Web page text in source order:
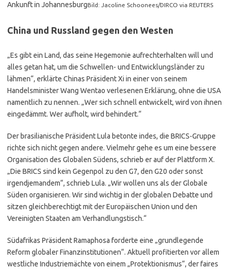
Ankunft in JohannesburgBild: Jacoline Schoonees/DIRCO via REUTERS
China und Russland gegen den Westen
„Es gibt ein Land, das seine Hegemonie aufrechterhalten will und
alles getan hat, um die Schwellen- und Entwicklungsländer zu
lähmen“, erklärte Chinas Präsident Xi in einer von seinem
Handelsminister Wang Wentao verlesenen Erklärung, ohne die USA
namentlich zu nennen. „Wer sich schnell entwickelt, wird von ihnen
eingedämmt. Wer aufholt, wird behindert.“
Der brasilianische Präsident Lula betonte indes, die BRICS-Gruppe
richte sich nicht gegen andere. Vielmehr gehe es um eine bessere
Organisation des Globalen Südens, schrieb er auf der Plattform X.
„Die BRICS sind kein Gegenpol zu den G7, den G20 oder sonst
irgendjemandem“, schrieb Lula. „Wir wollen uns als der Globale
Süden organisieren. Wir sind wichtig in der globalen Debatte und
sitzen gleichberechtigt mit der Europäischen Union und den
Vereinigten Staaten am Verhandlungstisch.“
Südafrikas Präsident Ramaphosa forderte eine „grundlegende
Reform globaler Finanzinstitutionen“. Aktuell profitierten vor allem
westliche Industriemächte von einem „Protektionismus“, der faires